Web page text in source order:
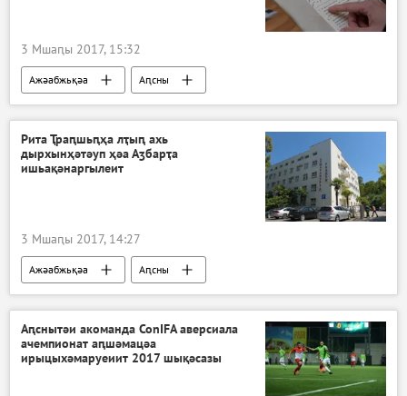
3 Мшаԥы 2017, 15:32
Ажәабжьқәа Аԥсны
Рита Ҭраԥшьԥҳа лҭыԥ ахь
дырхынҳәтәуп ҳәа Аӡбарҭа
ишьақәнаргылеит
3 Мшаԥы 2017, 14:27
Ажәабжьқәа Аԥсны
Аԥснытәи акоманда ConIFA аверсиала
ачемпионат аԥшәмацәа
ирыцыхәмаруеиит 2017 шықәсазы